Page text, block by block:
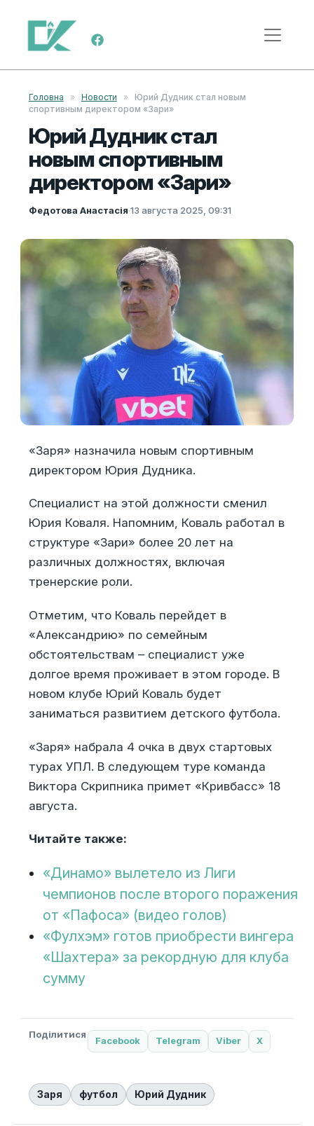
Перейти к содержимому
Меню навигации
Головна » Новости »
Юрий Дудник стал новым
спортивным директором «Зари»
Юрий Дудник стал
новым спортивным
директором «Зари»
Федотова Анастасія·13 августа 2025, 09:31
«Заря» назначила новым спортивным
директором Юрия Дудника.
Специалист на этой должности сменил
Юрия Коваля. Напомним, Коваль работал в
структуре «Зари» более 20 лет на
различных должностях, включая
тренерские роли.
Отметим, что Коваль перейдет в
«Александрию» по семейным
обстоятельствам – специалист уже
долгое время проживает в этом городе. В
новом клубе Юрий Коваль будет
заниматься развитием детского футбола.
«Заря» набрала 4 очка в двух стартовых
турах УПЛ. В следующем туре команда
Виктора Скрипника примет «Кривбасс» 18
августа.
Читайте также:
«Динамо» вылетело из Лиги
чемпионов после второго поражения
от «Пафоса» (видео голов)
«Фулхэм» готов приобрести вингера
«Шахтера» за рекордную для клуба
сумму
Поділитися
Facebook Telegram Viber X
Заря футбол Юрий Дудник